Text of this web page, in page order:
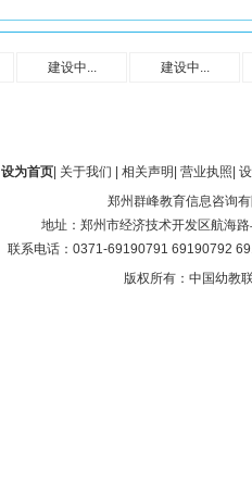
建设中... 建设中...
设为首页 关于我们 相关声明 营业执照
郑州群峰教育信息咨询
地址：郑州市经济技术开发区航海
联系电话：0371-69190791 69190792
版权所有：中国幼